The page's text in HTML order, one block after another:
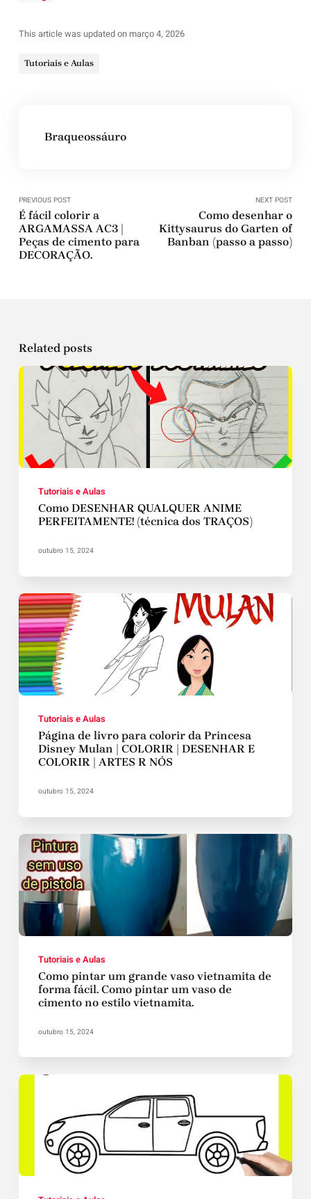
This article was updated on março 4, 2026
Tutoriais e Aulas
Braqueossáuro
PREVIOUS POST
É fácil colorir a
ARGAMASSA AC3 |
Peças de cimento para
DECORAÇÃO.
NEXT POST
Como desenhar o
Kittysaurus do Garten of
Banban (passo a passo)
Related posts
Tutoriais e Aulas
Como DESENHAR QUALQUER ANIME
PERFEITAMENTE! (técnica dos TRAÇOS)
outubro 15, 2024
Tutoriais e Aulas
Página de livro para colorir da Princesa
Disney Mulan | COLORIR | DESENHAR E
COLORIR | ARTES R NÓS
outubro 15, 2024
Tutoriais e Aulas
Como pintar um grande vaso vietnamita de
forma fácil. Como pintar um vaso de
cimento no estilo vietnamita.
outubro 15, 2024